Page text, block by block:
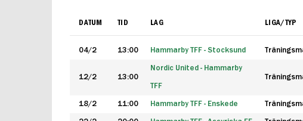
DATUM TID LAG LIGA/TYP
04/2 13:00 Hammarby TFF - Stocksund
12/2 13:00
Nordic United - Hammarby
TFF
18/2 11:00 Hammarby TFF - Enskede